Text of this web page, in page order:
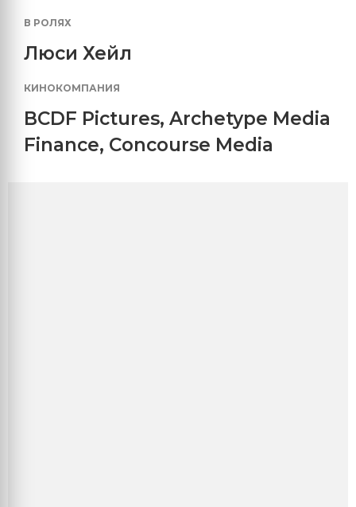
В РОЛЯХ
Люси Хейл
КИНОКОМПАНИЯ
BCDF Pictures, Archetype Media
Finance, Concourse Media